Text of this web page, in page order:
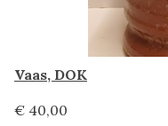
Vaas, DOK
€ 40,00